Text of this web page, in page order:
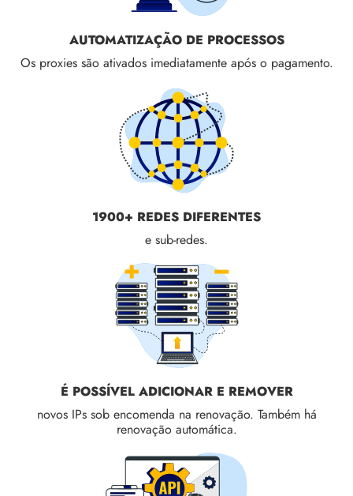
AUTOMATIZAÇÃO DE PROCESSOS
Os proxies são ativados imediatamente após o pagamento.
1900+ REDES DIFERENTES
e sub-redes.
É POSSÍVEL ADICIONAR E REMOVER
novos IPs sob encomenda na renovação. Também há
renovação automática.